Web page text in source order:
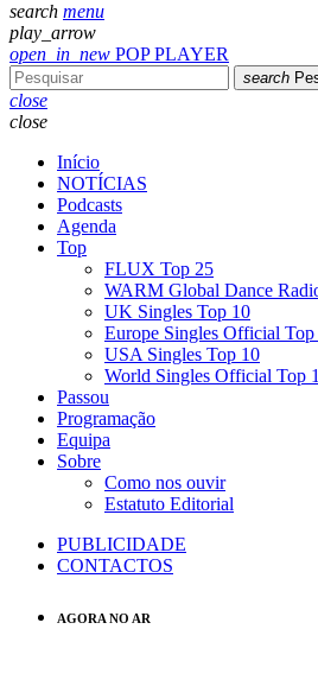
search menu
play_arrow
open_in_new POP PLAYER
search
close
close
Início
NOTÍCIAS
Podcasts
Agenda
Top
FLUX Top 25
WARM Global Dance
UK Singles Top 10
Europe Singles Official Top
USA Singles Top 10
World Singles Official Top
Passou
Programação
Equipa
Sobre
Como nos ouvir
Estatuto Editorial
PUBLICIDADE
CONTACTOS
AGORA NO AR